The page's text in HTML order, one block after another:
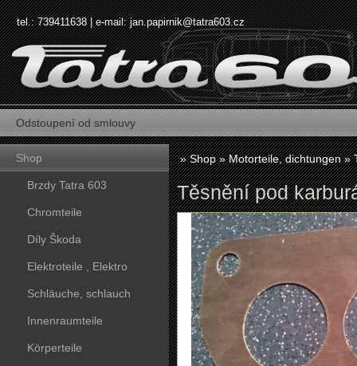
tel.: 739411638 | e-mail:jan.papirnik@tatra603.cz
Odstoupení od smlouvy
Shop
Brzdy Tatra 603
Chromteile
Díly Škoda
Elektroteile , Elektro
Schläuche, schlauch
Innenraumteile
Körperteile
»Shop»Motorteile, dichtungen»
Těsnění pod